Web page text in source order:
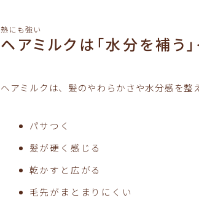
熱にも強い
ヘアミルクは「水分を補う
ヘアミルクは、髪のやわらかさや水分感を整
パサつく
髪が硬く感じる
乾かすと広がる
毛先がまとまりにくい